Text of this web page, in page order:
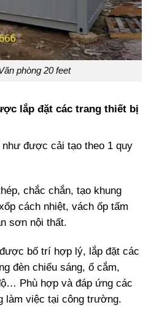
phòng 20 feet
lắp đặt các trang thiết bị
như được cải tạo theo 1 quy
chắc chắn, tạo khung
cách nhiệt, vách ốp tấm
sơn nội thất.
bố trí hợp lý, lắp đặt các
đèn chiếu sáng, ổ cắm,
Phù hợp và đáp ứng các
làm việc tại công trường.